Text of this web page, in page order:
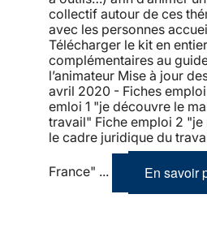
collectif autour de ces
avec les personnes
Télécharger le kit en
complémentaires au
l’animateur Mise à jour
avril 2020 - Fiches
emloi 1 "je découvre le
travail" Fiche emploi 2 "je
le cadre juridique du
France" ... En savoir